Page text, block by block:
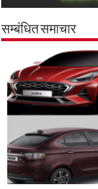
सम्बंधित समाचार